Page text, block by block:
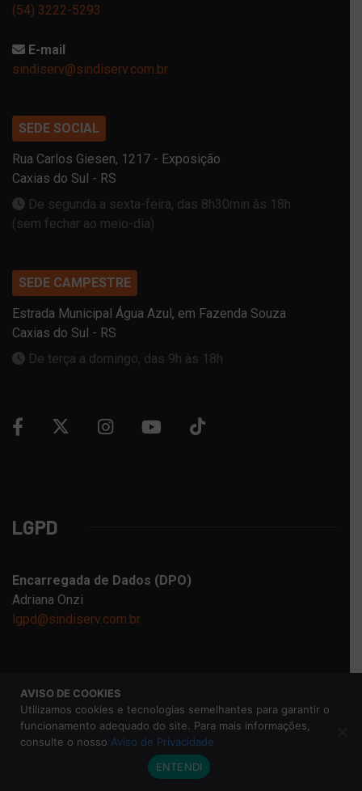
(54) 3222-5293
E-mail
sindiserv@sindiserv.com.br
SEDE SOCIAL
Rua Carlos Giesen, 1217 - Exposição
Caxias do Sul - RS
De segunda a sexta-feira, das 8h30min às 18h
(sem fechar ao meio-dia)
SEDE CAMPESTRE
Estrada Municipal Água Azul, em Fazenda Souza
Caxias do Sul - RS
De terça a domingo, das 9h às 18h
LGPD
Encarregada de Dados (DPO)
Adriana Onzi
lgpd@sindiserv.com.br
Sindiserv RomCard
(47) 99777-6565
AVISO DE COOKIES
Utilizamos cookies e tecnologias semelhantes para garantir o
funcionamento adequado do site. Para mais informações,
consulte o nosso Aviso de Privacidade
ENTENDI